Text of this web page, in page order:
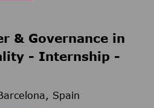
& Governance in
- Internship -
Spain